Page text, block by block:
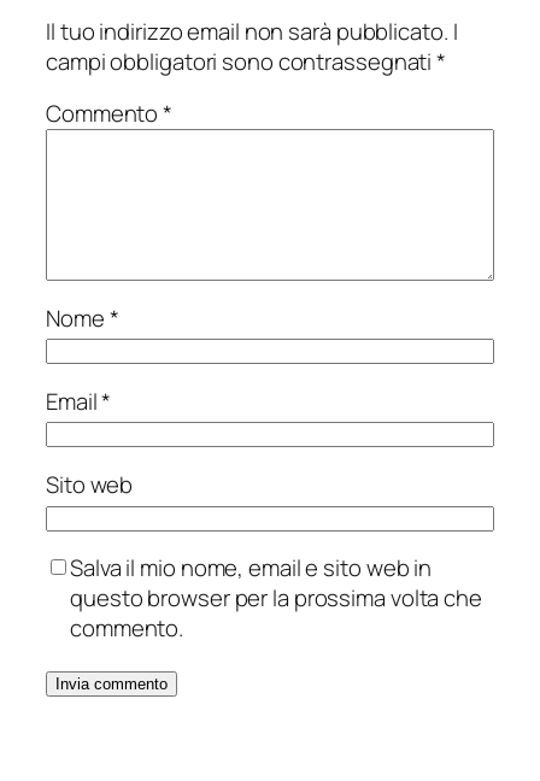
Il tuo indirizzo email non sarà pubblicato. I
campi obbligatori sono contrassegnati*
Commento*
Nome*
Email*
Sito web
Salva il mio nome, email e sito web in
questo browser per la prossima volta che
commento.